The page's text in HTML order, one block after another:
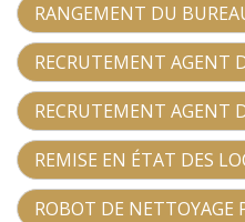
RANGEMENT DU
RECRUTEMENT AGENT
RECRUTEMENT AGENT
REMISE EN ÉTAT DES
ROBOT DE NETTOYAGE